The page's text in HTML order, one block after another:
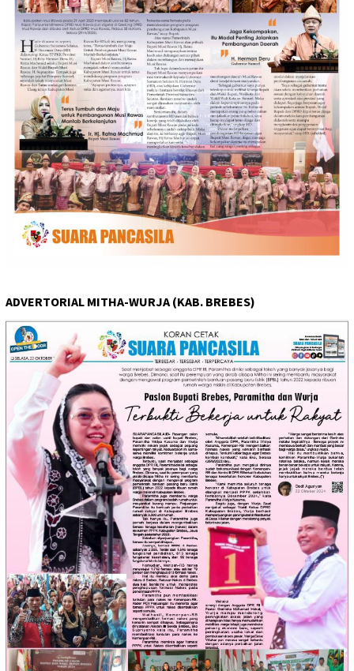
ADVERTORIAL MITHA-WURJA (KAB. BREBES)